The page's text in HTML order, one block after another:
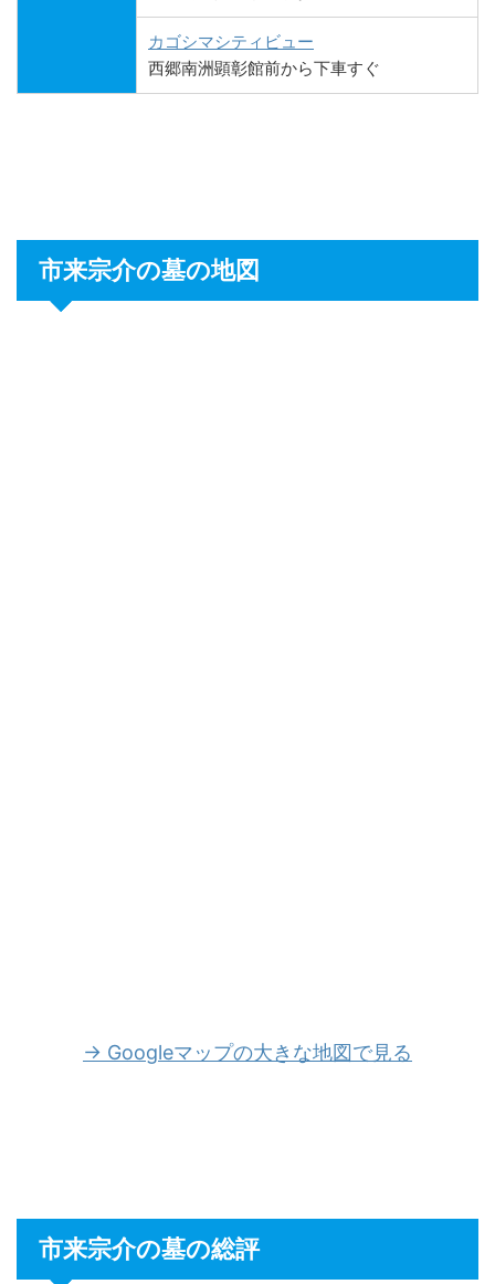
カゴシマシティビュー
西郷南洲顕彰館前から下車すぐ
市来宗介の墓の地図
→ Googleマップの大きな地図で見る
市来宗介の墓の総評